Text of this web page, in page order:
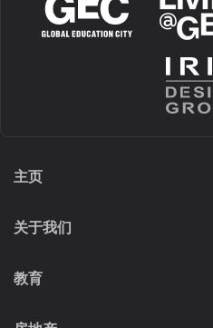
主页
关于我们
教育